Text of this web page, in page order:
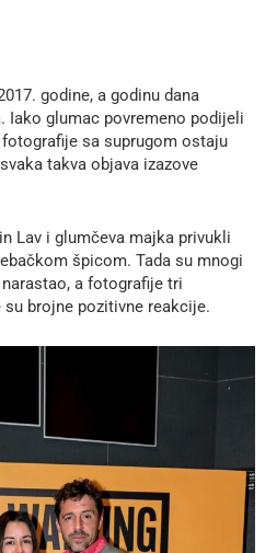
godine, a godinu dana
Iako glumac povremeno podijeli
sa suprugom ostaju
takva objava izazove
Lav i glumčeva majka privukli
špicom. Tada su mnogi
a fotografije tri
brojne pozitivne reakcije.